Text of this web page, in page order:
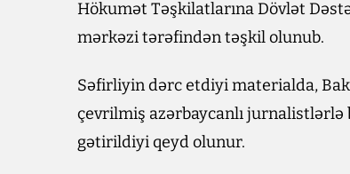
Hökumət Təşkilatlarına Dövlət
mərkəzi tərəfindən təşkil olunub.
Səfirliyin dərc etdiyi materialda,
çevrilmiş azərbaycanlı jurnalistlərlə
gətirildiyi qeyd olunur.